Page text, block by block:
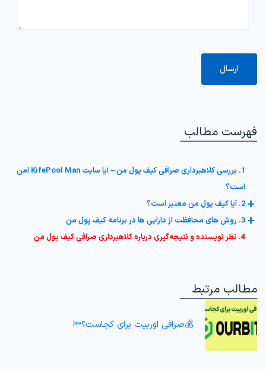
فهرست مطالب
1. بررسی کلاهبرداری صرافی کیف پول من – آیا سایت KifePool Man امن
است؟
2. آیا کیف پول من معتبر است؟ +
3. روش‌ های محافظت از دارایی‌ ها در برنامه کیف پول من +
4. نظر نویسنده و نتیجه‌گیری درباره کلاهبرداری صرافی کیف پول من
مطالب مرتبط
💰صرافی اوربیت برای کجاست؟🔦